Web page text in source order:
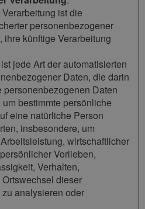
ist die
personenbezogener
ihre künftige Verarbeitung
jede Art der automatisierten
Daten, die darin
personenbezogenen Daten
bestimmte persönliche
eine natürliche Person
insbesondere, um
wirtschaftlicher
Vorlieben,
Verhalten,
dieser
analysieren oder